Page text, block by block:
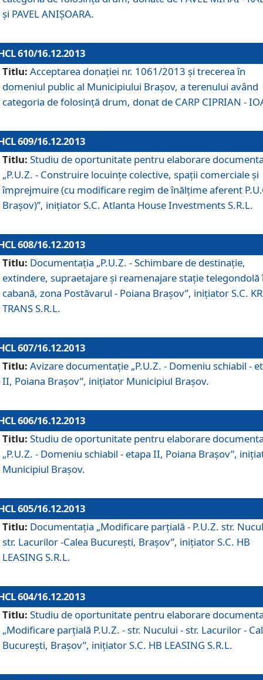
şi PAVEL ANIŞOARA.
610/16.12.2013
Titlu: Acceptarea donaţiei nr. 1061/2013 şi trecerea în
domeniul public al Municipiului Braşov, a terenului având
categoria de folosinţă drum, donat de CARP CIPRIAN -
609/16.12.2013
Titlu: Studiu de oportunitate pentru elaborare
„P.U.Z. - Construire locuinţe colective, spaţii comerciale şi
împrejmuire (cu modificare regim de înălţime aferent
Braşov)”, iniţiator S.C. Atlanta House Investments S.R.L.
608/16.12.2013
Titlu: Documentaţia „P.U.Z. - Schimbare de destinaţie,
extindere, supraetajare şi reamenajare staţie telegondolă
cabană, zona Postăvarul - Poiana Braşov”, iniţiator S.C.
TRANS S.R.L.
607/16.12.2013
Titlu: Avizare documentaţie „P.U.Z. - Domeniu schiabil -
II, Poiana Braşov”, iniţiator Municipiul Braşov.
606/16.12.2013
Titlu: Studiu de oportunitate pentru elaborare
„P.U.Z. - Domeniu schiabil - etapa II, Poiana Braşov”,
Municipiul Braşov.
605/16.12.2013
Titlu: Documentaţia „Modificare parţială - P.U.Z. str.
str. Lacurilor -Calea Bucureşti, Braşov”, iniţiator S.C. HB
LEASING S.R.L.
604/16.12.2013
Titlu: Studiu de oportunitate pentru elaborare
„Modificare parţială P.U.Z. - str. Nucului - str. Lacurilor -
Bucureşti, Braşov”, iniţiator S.C. HB LEASING S.R.L.